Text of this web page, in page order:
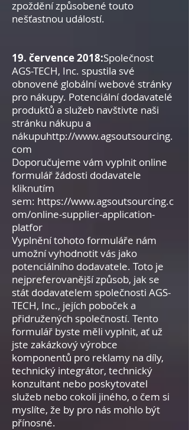
zpoždění způsobené touto
nešťastnou událostí.
19. července 2018:Společnost
AGS-TECH, Inc. spustila své
obnovené globální webové stránky
pro nákupy. Potenciální dodavatelé
produktů a služeb navštivte naši
stránku nákupu a
nákupuhttp://www.agsoutsourcing.
com
Doporučujeme vám vyplnit online
formulář žádosti dodavatele
kliknutím
sem: https://www.agsoutsourcing.c
om/online-supplier-application-
platfor
Vyplnění tohoto formuláře nám
umožní vyhodnotit vás jako
potenciálního dodavatele. Toto je
nejpreferovanější způsob, jak se
stát dodavatelem společnosti AGS-
TECH, Inc., jejích poboček a
přidružených společností. Tento
formulář byste měli vyplnit, ať už
jste zakázkový výrobce
komponentů pro reklamy na díly,
technický integrátor, technický
konzultant nebo poskytovatel
služeb nebo cokoli jiného, o čem si
myslíte, že by pro nás mohlo být
přínosné.